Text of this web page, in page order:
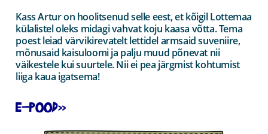
Kass Artur on hoolitsenud selle eest, et kõigil Lottemaa
külalistel oleks midagi vahvat koju kaasa võtta. Tema
poest leiad värvikirevatelt lettidel armsaid suveniire,
mõnusaid kaisuloomi ja palju muud põnevat nii
väikestele kui suurtele. Nii ei pea järgmist kohtumist
liiga kaua igatsema!
E-POOD»